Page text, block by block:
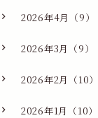
2026年4月（9）
2026年3月（9）
2026年2月（10）
2026年1月（10）